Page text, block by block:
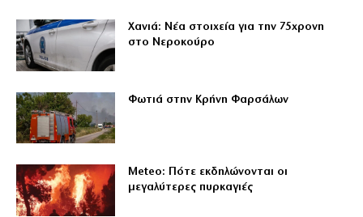
Χανιά: Νέα στοιχεία για την 75χρονη
στο Νεροκούρο
Φωτιά στην Κρήνη Φαρσάλων
Meteo: Πότε εκδηλώνονται οι
μεγαλύτερες πυρκαγιές